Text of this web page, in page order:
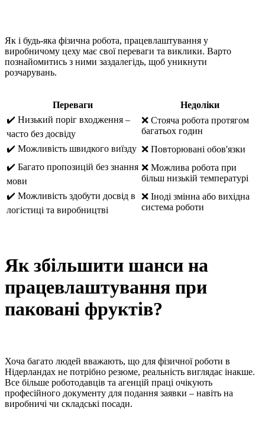
Як і будь-яка фізична робота, працевлаштування у
виробничому цеху має свої переваги та виклики. Варто
познайомитись з ними заздалегідь, щоб уникнути
розчарувань.
Переваги
Недоліки
✔️ Низький поріг входження –
часто без досвіду
❌ Стояча робота протягом
багатьох годин
✔️ Можливість швидкого виїзду ❌ Повторювані обов'язки
✔️ Багато пропозицій без знання
мови
❌ Можлива робота при
більш низькій температурі
✔️ Можливість здобути досвід в
логістиці та виробництві
❌ Іноді змінна або вихідна
система роботи
Як збільшити шанси на
працевлаштування при
паковані фруктів?
Хоча багато людей вважають, що для фізичної роботи в
Нідерландах не потрібно резюме, реальність виглядає інакше.
Все більше роботодавців та агенцій праці очікують
професійного документу для подання заявки – навіть на
виробничі чи складські посади.